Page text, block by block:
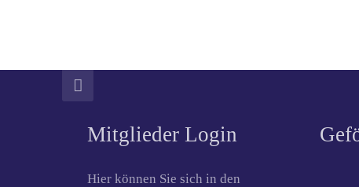
Mitglieder Login
Hier können Sie sich in den